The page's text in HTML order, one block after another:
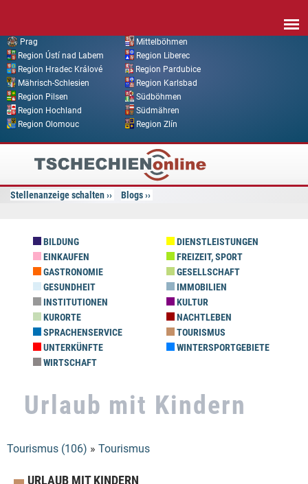
Prag
Mittelböhmen
Region Ústí nad Labem
Region Liberec
Region Hradec Králové
Region Pardubice
Mährisch-Schlesien
Region Karlsbad
Region Pilsen
Südböhmen
Region Hochland
Südmähren
Region Olomouc
Region Zlín
Tschechien
Online
Stellenanzeige schalten Blogs
BILDUNG
DIENSTLEISTUNGEN
EINKAUFEN
FREIZEIT, SPORT
GASTRONOMIE
GESELLSCHAFT
GESUNDHEIT
IMMOBILIEN
INSTITUTIONEN
KULTUR
KURORTE
NACHTLEBEN
SPRACHENSERVICE
TOURISMUS
UNTERKÜNFTE
WINTERSPORTGEBIETE
WIRTSCHAFT
Urlaub mit Kindern
Sie sind hier
Tourismus (106) » Tourismus
URLAUB MIT KINDERN